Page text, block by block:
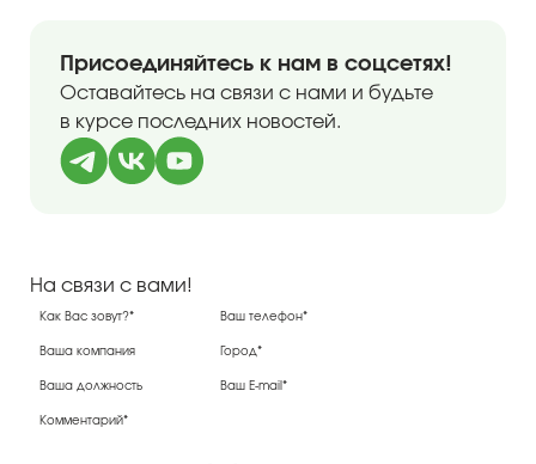
Присоединяйтесь к нам в соцсетях!
Оставайтесь на связи с нами и будьте
в курсе последних новостей.
На связи с вами!